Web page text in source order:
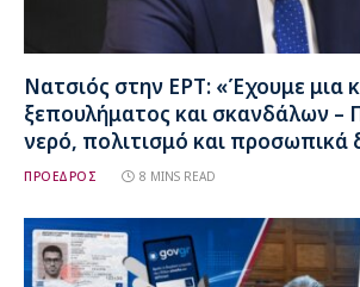
Νατσιός στην ΕΡΤ: «Έχουμε μια
ξεπουλήματος και σκανδάλων –
νερό, πολιτισμό και προσωπικά
ΠΡΟΕΔΡΟΣ 8 MINS READ